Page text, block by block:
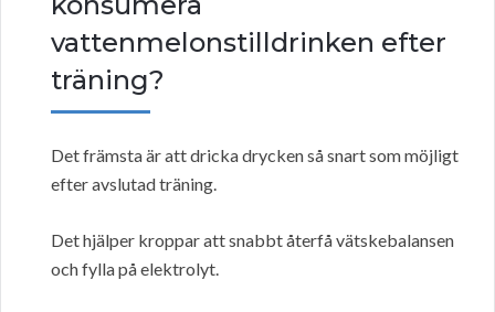
vattenmelonstilldrinken efter
träning?
Det främsta är att dricka drycken så snart som möjligt
efter avslutad träning.
Det hjälper kroppar att snabbt återfå vätskebalansen
och fylla på elektrolyt.